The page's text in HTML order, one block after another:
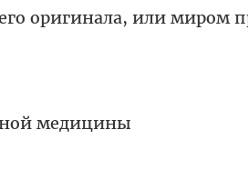
оригинала, или миром
медицины